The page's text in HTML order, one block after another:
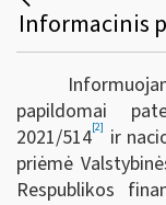
papildomai
2021/514[2] ir
priėmė
Respublikos